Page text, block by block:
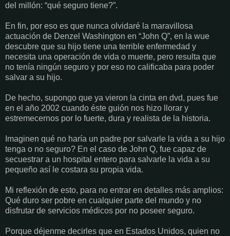
del millón: “qué seguro tiene?”.
En fin, por eso es que nunca olvidaré la maravillosa
actuación de Denzel Washington en “John Q”, en la wue
descubre que su hijo tiene una terrible enfermedad y
necesita una operación de vida o muerte, pero resulta que
no tenía ningún seguro y por eso no calificaba para poder
salvar a su hijo.
De hecho, supongo que ya vieron la cinta en dvd, pues fue
en el año 2002 cuando éste guión nos hizo llorar y
estremecernos por lo fuerte, dura y realista de la historia.
Imaginen qué no haría un padre por salvarle la vida a su hijo
tenga o no seguro? En el caso de John Q, fue capaz de
secuestrar a un hospital entero para salvarle la vida a su
pequeño así le costara su propia vida.
Mi reflexión de esto, para no entrar en detalles más amplios:
Qué duro ser pobre en cualquier parte del mundo y no
disfrutar de servicios médicos por no poseer seguro.
Porque déjenme decirles que en Estados Unidos, quien no